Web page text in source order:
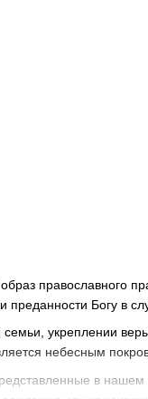
православного
преданности Богу в
укреплении
небесным
в нашем